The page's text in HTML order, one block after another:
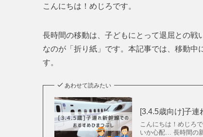
こんにちは！めじろです。
長時間の移動は、子どもにとって退屈との戦
なのが「折り紙」です。本記事では、移動中
す。
あわせて読みたい
[3.4.5歳向け]子
こんにちは！めじろ
いか心配… 長時間の